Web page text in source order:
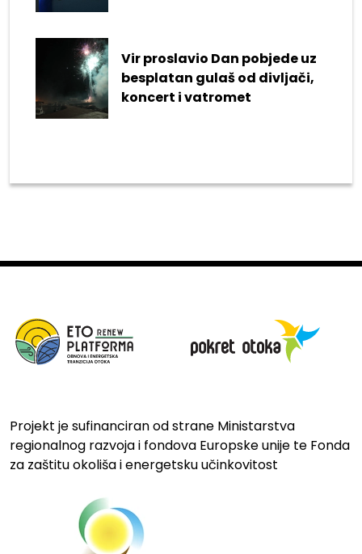
Vir proslavio Dan pobjede uz
besplatan gulaš od divljači,
koncert i vatromet
Projekt je sufinanciran od strane Ministarstva
regionalnog razvoja i fondova Europske unije te Fonda
za zaštitu okoliša i energetsku učinkovitost